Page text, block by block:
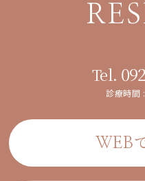
Tel.
診療時間
WEB